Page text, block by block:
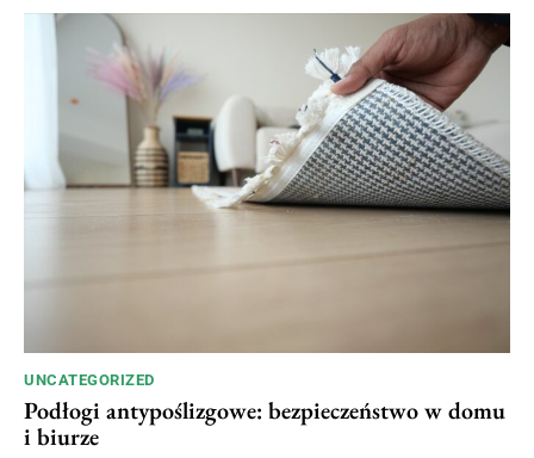
UNCATEGORIZED
Podłogi antypoślizgowe: bezpieczeństwo w domu
i biurze